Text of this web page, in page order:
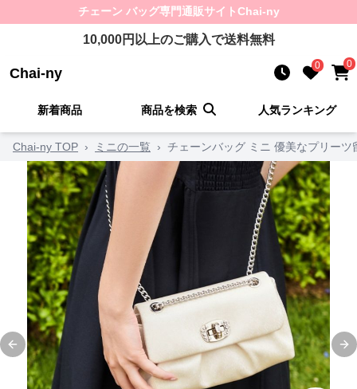
チェーン バッグ専門通販サイトChai-ny
10,000円以上のご購入で送料無料
Chai-ny 0 0
新着商品 商品を検索 人気ランキング
Chai-ny TOP › ミニの一覧 › チェーンバッグ ミニ 優美なプリーツ
Previous slide